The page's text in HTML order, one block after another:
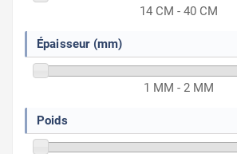
14 CM - 40 CM
Épaisseur (mm)
1 MM - 2 MM
Poids